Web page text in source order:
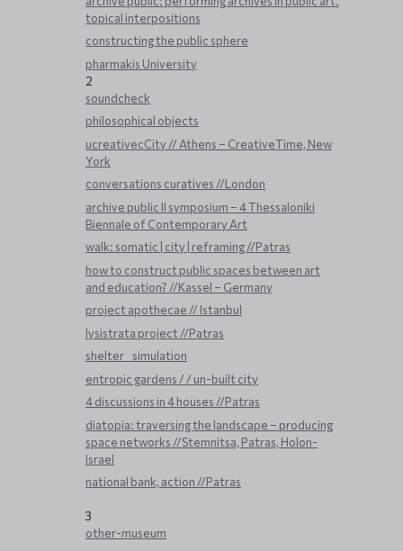
topical interpositions
constructing the public sphere
pharmakis University
2
soundcheck
philosophical objects
ucreativecCity // Athens – CreativeTime, New
York
conversations curatives //London
archive public ΙΙ symposium – 4 Thessaloniki
Biennale of Contemporary Art
walk: somatic | city | reframing //Patras
how to construct public spaces between art
and education? //Kassel – Germany
project apothecae // Istanbul
lysistrata project //Patras
shelter _ simulation
entropic gardens / / un-built city
4 discussions in 4 houses //Patras
diatopia: traversing the landscape – producing
space networks //Stemnitsa, Patras, Holon-
Israel
national bank, action //Patras
3
other-museum